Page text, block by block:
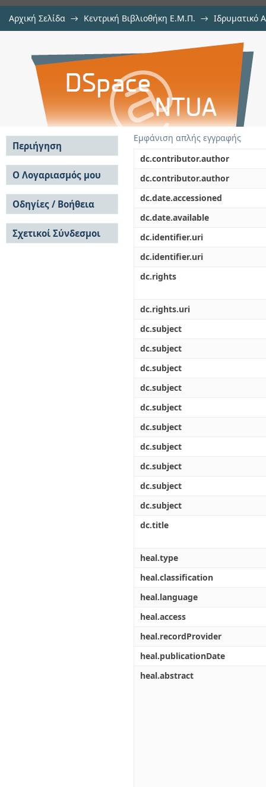
Αρχική Σελίδα → Κεντρική Βιβλιοθήκη Ε.Μ.Π. → Ιδρυματικό
Διερεύνηση ενεργειακής
διασυνδεδεμένων νησιών
Εμφάνιση απλής εγγραφής
dc.contributor.author
dc.contributor.author
dc.date.accessioned
dc.date.available
dc.identifier.uri
dc.identifier.uri
dc.rights
dc.rights.uri
dc.subject
dc.subject
dc.subject
dc.subject
dc.subject
dc.subject
dc.subject
dc.subject
dc.subject
dc.subject
dc.title
heal.type
heal.classification
heal.language
heal.access
heal.recordProvider
heal.publicationDate
heal.abstract
Περιήγηση
Σε όλο το DSpace
Κοινότητες & Συλλογές
Ανά Ημερομηνία
Έκδοσης
Συγγραφείς
Τίτλοι
Θέματα
Ο Λογαριασμός μου
Σύνδεση
Εγγραφή
Οδηγίες / Βοήθεια
Οδηγίες Υποβολής
Οδηγίες Χρήσης ΙΑ
Συχνές Ερωτήσεις
Σχετικοί Σύνδεσμοι